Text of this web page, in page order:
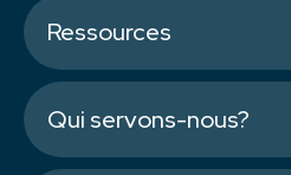
Ressources
Qui servons-nous?